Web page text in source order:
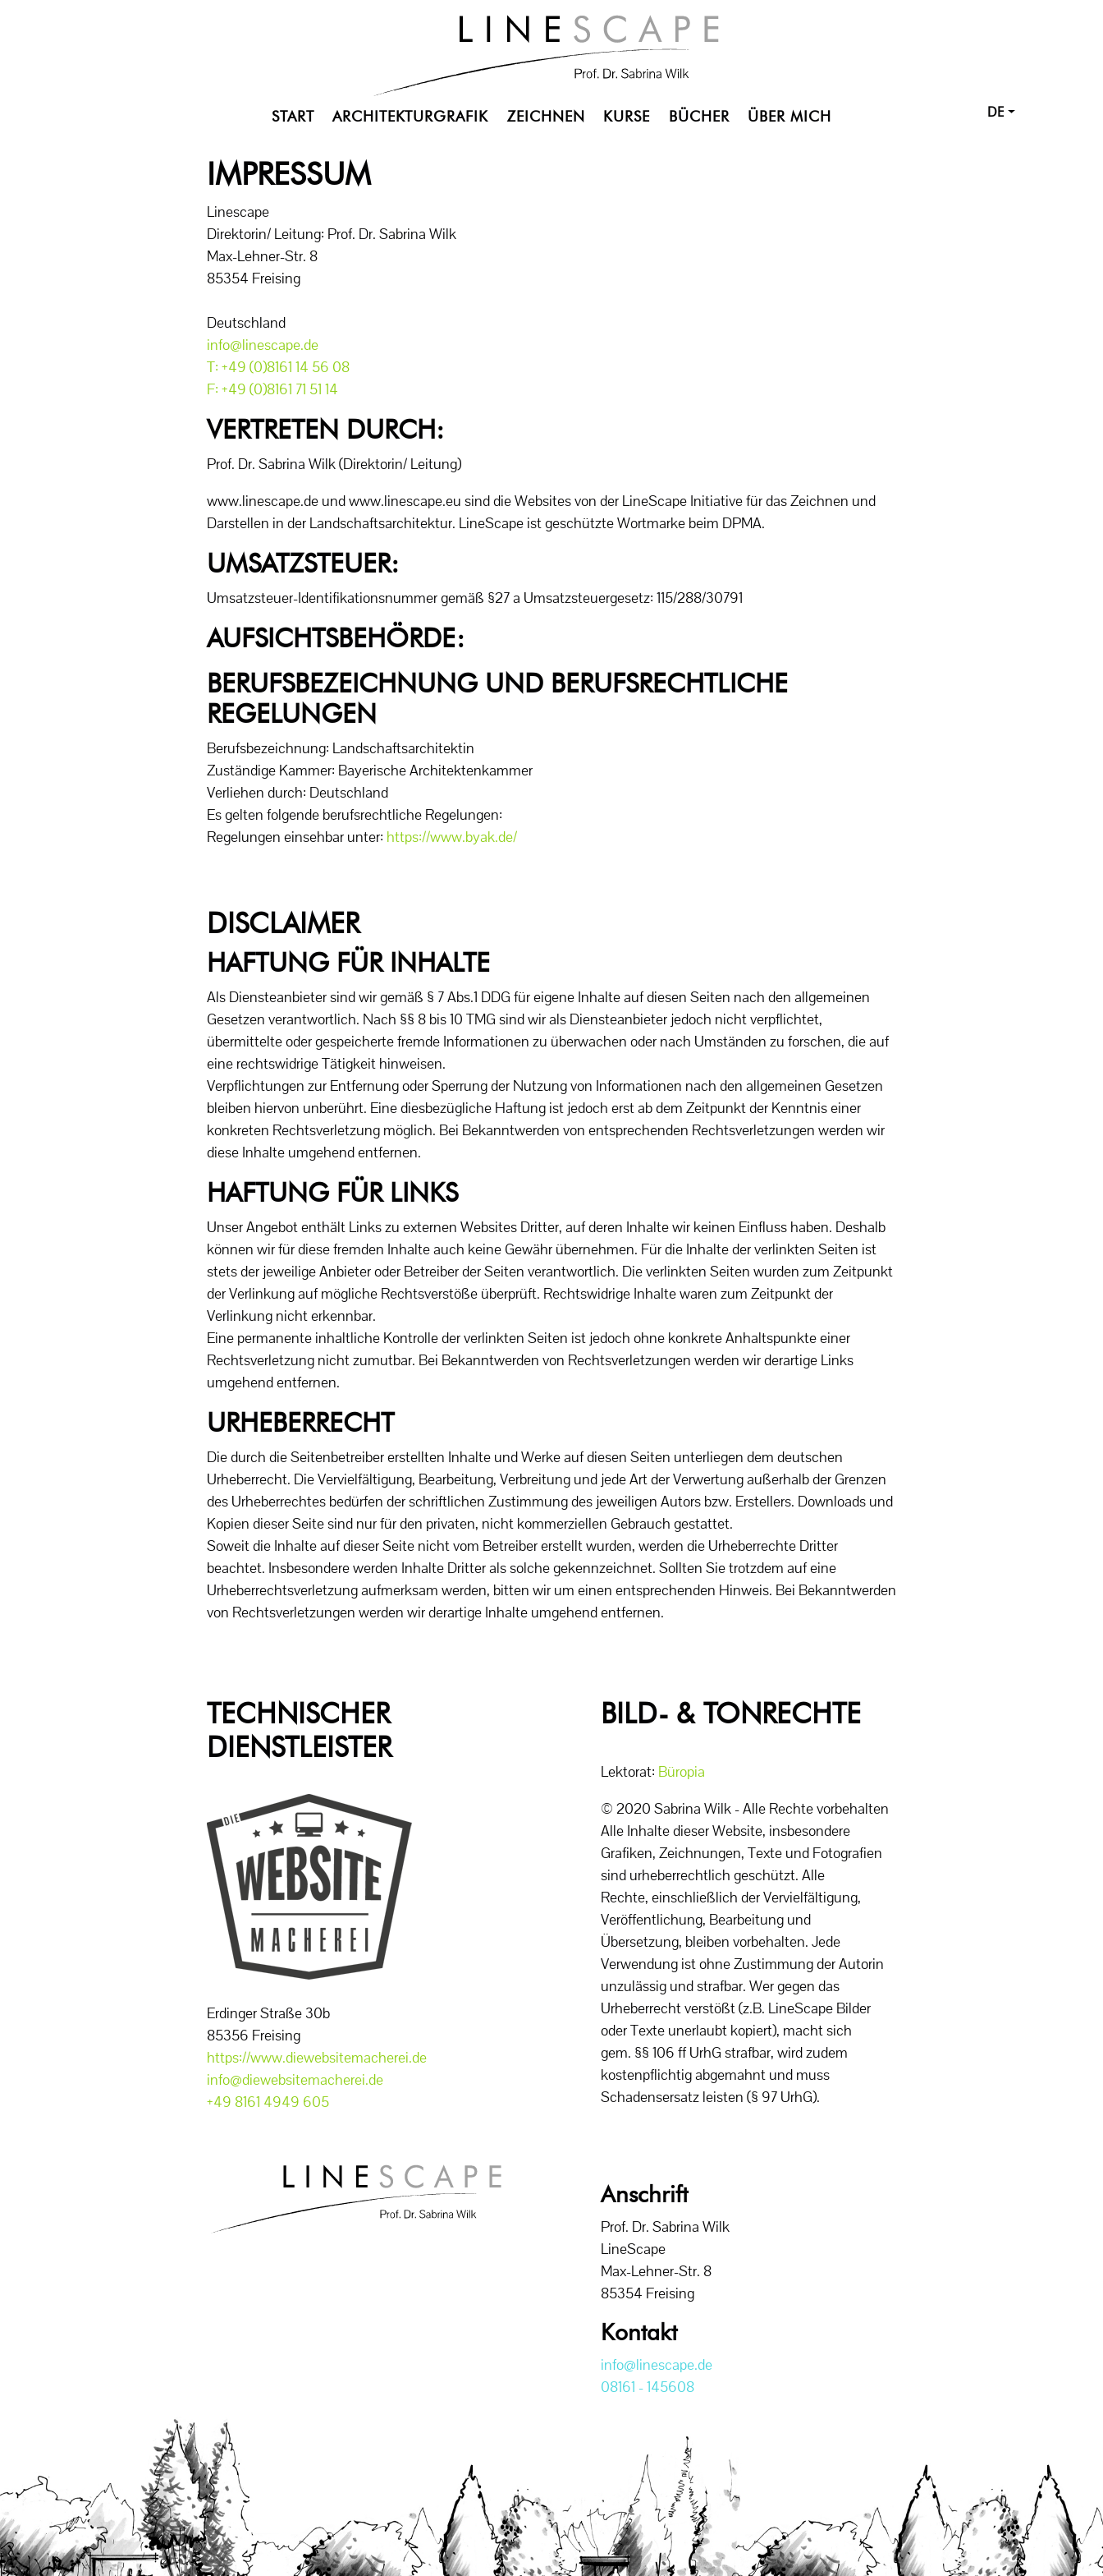
DE
START ARCHITEKTURGRAFIK ZEICHNEN KURSE BÜCHER ÜBER MICH
IMPRESSUM
Linescape
Direktorin/ Leitung: Prof. Dr. Sabrina Wilk
Max-Lehner-Str. 8
85354 Freising
Deutschland
info@linescape.de
T: +49 (0)8161 14 56 08
F: +49 (0)8161 71 51 14
VERTRETEN DURCH:
Prof. Dr. Sabrina Wilk (Direktorin/ Leitung)
www.linescape.de und www.linescape.eu sind die Websites von der LineScape Initiative für das Zeichnen und
Darstellen in der Landschaftsarchitektur. LineScape ist geschützte Wortmarke beim DPMA.
UMSATZSTEUER:
Umsatzsteuer-Identifikationsnummer gemäß §27 a Umsatzsteuergesetz: 115/288/30791
AUFSICHTSBEHÖRDE:
BERUFSBEZEICHNUNG UND BERUFSRECHTLICHE
REGELUNGEN
Berufsbezeichnung: Landschaftsarchitektin
Zuständige Kammer: Bayerische Architektenkammer
Verliehen durch: Deutschland
Es gelten folgende berufsrechtliche Regelungen:
Regelungen einsehbar unter: https://www.byak.de/
DISCLAIMER
HAFTUNG FÜR INHALTE
Als Diensteanbieter sind wir gemäß § 7 Abs.1 DDG für eigene Inhalte auf diesen Seiten nach den allgemeinen
Gesetzen verantwortlich. Nach §§ 8 bis 10 TMG sind wir als Diensteanbieter jedoch nicht verpflichtet,
übermittelte oder gespeicherte fremde Informationen zu überwachen oder nach Umständen zu forschen, die auf
eine rechtswidrige Tätigkeit hinweisen.
Verpflichtungen zur Entfernung oder Sperrung der Nutzung von Informationen nach den allgemeinen Gesetzen
bleiben hiervon unberührt. Eine diesbezügliche Haftung ist jedoch erst ab dem Zeitpunkt der Kenntnis einer
konkreten Rechtsverletzung möglich. Bei Bekanntwerden von entsprechenden Rechtsverletzungen werden wir
diese Inhalte umgehend entfernen.
HAFTUNG FÜR LINKS
Unser Angebot enthält Links zu externen Websites Dritter, auf deren Inhalte wir keinen Einfluss haben. Deshalb
können wir für diese fremden Inhalte auch keine Gewähr übernehmen. Für die Inhalte der verlinkten Seiten ist
stets der jeweilige Anbieter oder Betreiber der Seiten verantwortlich. Die verlinkten Seiten wurden zum Zeitpunkt
der Verlinkung auf mögliche Rechtsverstöße überprüft. Rechtswidrige Inhalte waren zum Zeitpunkt der
Verlinkung nicht erkennbar.
Eine permanente inhaltliche Kontrolle der verlinkten Seiten ist jedoch ohne konkrete Anhaltspunkte einer
Rechtsverletzung nicht zumutbar. Bei Bekanntwerden von Rechtsverletzungen werden wir derartige Links
umgehend entfernen.
URHEBERRECHT
Die durch die Seitenbetreiber erstellten Inhalte und Werke auf diesen Seiten unterliegen dem deutschen
Urheberrecht. Die Vervielfältigung, Bearbeitung, Verbreitung und jede Art der Verwertung außerhalb der Grenzen
des Urheberrechtes bedürfen der schriftlichen Zustimmung des jeweiligen Autors bzw. Erstellers. Downloads und
Kopien dieser Seite sind nur für den privaten, nicht kommerziellen Gebrauch gestattet.
Soweit die Inhalte auf dieser Seite nicht vom Betreiber erstellt wurden, werden die Urheberrechte Dritter
beachtet. Insbesondere werden Inhalte Dritter als solche gekennzeichnet. Sollten Sie trotzdem auf eine
Urheberrechtsverletzung aufmerksam werden, bitten wir um einen entsprechenden Hinweis. Bei Bekanntwerden
von Rechtsverletzungen werden wir derartige Inhalte umgehend entfernen.
TECHNISCHER
DIENSTLEISTER
Erdinger Straße 30b
85356 Freising
https://www.diewebsitemacherei.de
info@diewebsitemacherei.de
+49 8161 4949 605
BILD- & TONRECHTE
Lektorat: Büropia
© 2020 Sabrina Wilk - Alle Rechte vorbehalten
Alle Inhalte dieser Website, insbesondere
Grafiken, Zeichnungen, Texte und Fotografien
sind urheberrechtlich geschützt. Alle
Rechte, einschließlich der Vervielfältigung,
Veröffentlichung, Bearbeitung und
Übersetzung, bleiben vorbehalten. Jede
Verwendung ist ohne Zustimmung der Autorin
unzulässig und strafbar. Wer gegen das
Urheberrecht verstößt (z.B. LineScape Bilder
oder Texte unerlaubt kopiert), macht sich
gem. §§ 106 ff UrhG strafbar, wird zudem
kostenpflichtig abgemahnt und muss
Schadensersatz leisten (§ 97 UrhG).
Anschrift
Prof. Dr. Sabrina Wilk
LineScape
Max-Lehner-Str. 8
85354 Freising
Kontakt
info@linescape.de
08161 - 145608